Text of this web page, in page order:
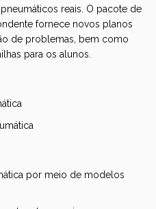
reais. O pacote de
fornece novos planos
de problemas, bem como
para os alunos.
por meio de modelos